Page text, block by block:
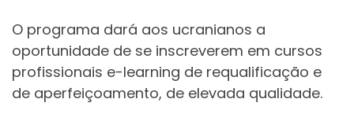
O programa dará aos ucranianos a
oportunidade de se inscreverem em cursos
profissionais e-learning de requalificação e
de aperfeiçoamento, de elevada qualidade.